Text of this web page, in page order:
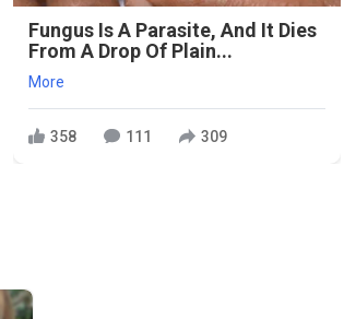
Fungus Is A Parasite, And It Dies
From A Drop Of Plain...
More
358 111 309